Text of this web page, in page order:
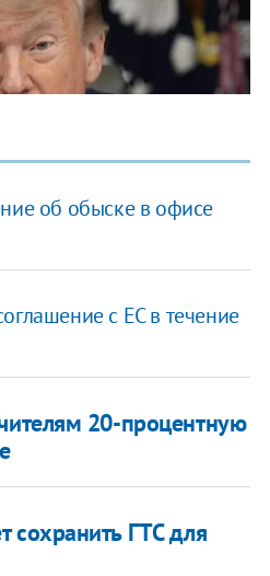
об обыске в офисе
с ЕС в течение
20-процентную
ГТС для